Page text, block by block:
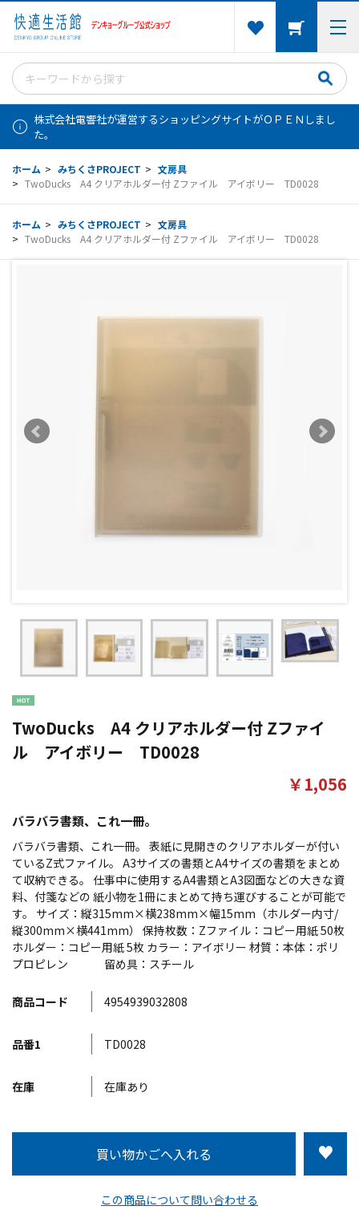
株式会社電響社が運営するショッピングサイトがＯＰＥＮしまし
た。
ホーム > みちくさPROJECT > 文房具
> TwoDucks A4 クリアホルダー付 Zファイル アイボリー TD0028
ホーム > みちくさPROJECT > 文房具
> TwoDucks A4 クリアホルダー付 Zファイル アイボリー TD0028
TwoDucks A4 クリアホルダー付 Zファイ
ル アイボリー TD0028
バラバラ書類、これ一冊。
￥1,056
商品コード 4954939032808
品番1 TD0028
在庫 在庫あり
この商品について問い合わせる
バラバラ書類、これ一冊。 表紙に見開きのクリアホルダーが付い
ているZ式ファイル。 A3サイズの書類とA4サイズの書類をまとめ
て収納できる。 仕事中に使用するA4書類とA3図面などの大きな資
料、付箋などの 紙小物を1冊にまとめて持ち運びすることが可能で
す。 サイズ：縦315mm×横238mm×幅15mm（ホルダー内寸/
縦300mm×横441mm） 保持枚数：Zファイル：コピー用紙 50枚
ホルダー：コピー用紙 5枚 カラー：アイボリー 材質：本体：ポリ
プロピレン 留め具：スチール